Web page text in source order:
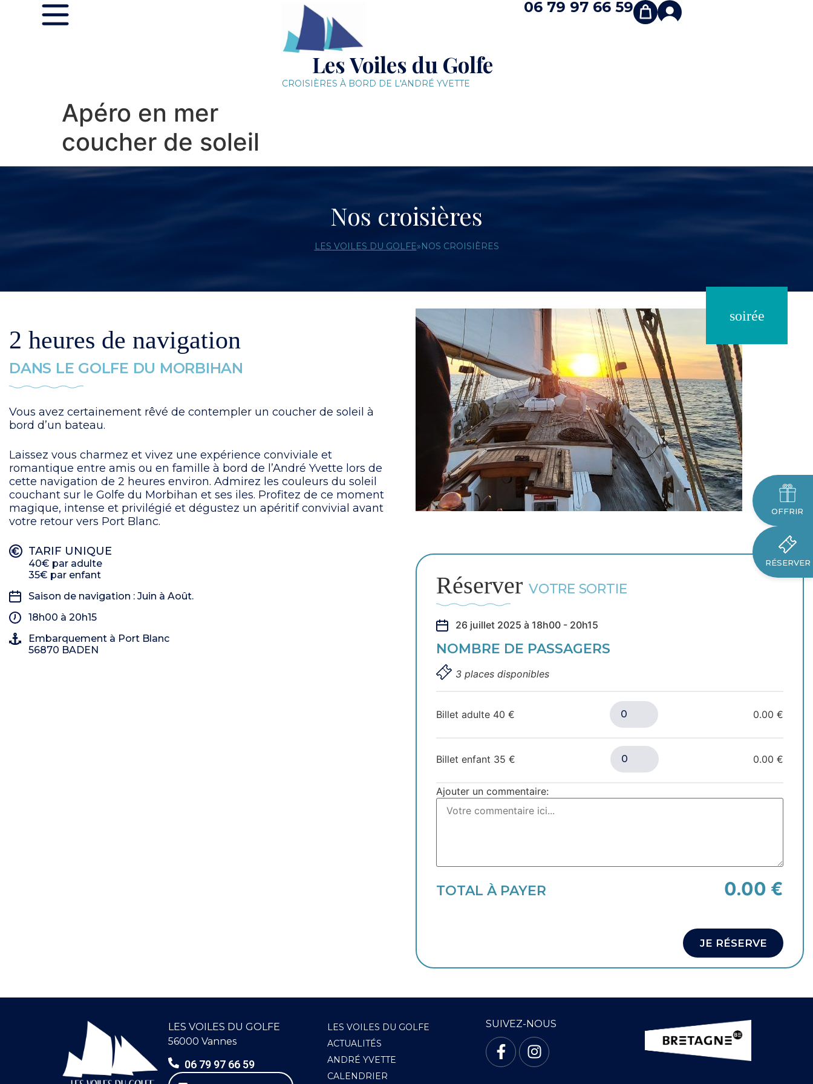
Les Voiles du Golfe
CROISIÈRES À BORD DE L'ANDRÉ YVETTE
06 79 97 66 59
OFFRIR
RÉSERVER
Apéro en mer
coucher de soleil
Nos croisières
LES VOILES DU GOLFE»NOS CROISIÈRES
2 heures de navigation
DANS LE GOLFE DU MORBIHAN
Vous avez certainement rêvé de contempler un coucher de soleil à
bord d’un bateau.
Laissez vous charmez et vivez une expérience conviviale et
romantique entre amis ou en famille à bord de l’André Yvette lors de
cette navigation de 2 heures environ. Admirez les couleurs du soleil
couchant sur le Golfe du Morbihan et ses iles. Profitez de ce moment
magique, intense et privilégié et dégustez un apéritif convivial avant
votre retour vers Port Blanc.
TARIF UNIQUE
40€ par adulte
35€ par enfant
Saison de navigation : Juin à Août.
18h00 à 20h15
Embarquement à Port Blanc
56870 BADEN
soirée
Réserver VOTRE SORTIE
26 juillet 2025 à 18h00 - 20h15
NOMBRE DE PASSAGERS
3 places disponibles
Billet adulte 40 € 0.00 €
Billet enfant 35 € 0.00 €
Ajouter un commentaire:
TOTAL À PAYER 0.00 €
JE RÉSERVE
LES VOILES DU GOLFE
56000 Vannes
06 79 97 66 59
LES VOILES DU GOLFE
ACTUALITÉS
ANDRÉ YVETTE
CALENDRIER
SUIVEZ-NOUS